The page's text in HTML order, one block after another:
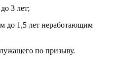
3 лет;
до 1,5 лет неработающим
по призыву.